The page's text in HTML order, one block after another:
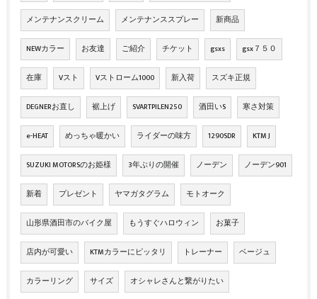
メンテナンスクリーム メンテナンススプレー 新商品
NEWカラー お友達 ご紹介 チケット gsxs gsx７５０
在庫 Vスト Vストローム1000 新入荷 スズキ正規
DEGNERお直し 裾上げ SVARTPILEN250 酒田いS 寒さ対策
e-HEAT めっちゃ暖かい ライダーの味方 1290SDR KTM J
SUZUKI MOTORSのお姫様 3年ぶりの開催 ノーデン ノーデン901
新着 プレゼント ヤマガタグラム モトオーク
山形県酒田市のバイク屋 もうすぐハロウィン お菓子
店内が可愛い KTMカラーにピッタリ トレーナー ベージュ
カラーリング サイズ オシャレさんと繋がりたい